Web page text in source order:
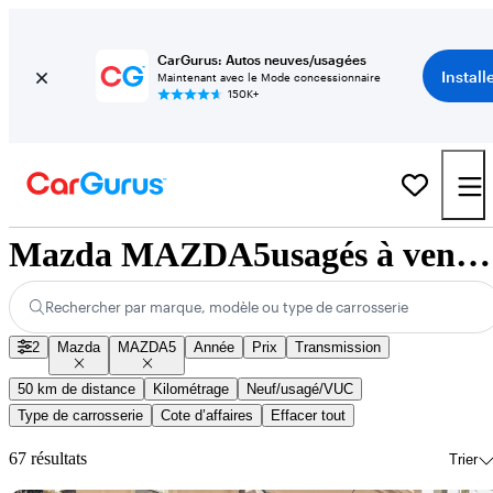
CarGurus: Autos neuves/usagées
Maintenant avec le Mode concessionnaire
150K+
Mazda MAZDA5usagés à vendre à l’échelle nationale
Rechercher par marque, modèle ou type de carrosserie
2 Mazda MAZDA5 Année Prix Transmission
50 km de distance Kilométrage
Neuf/usagé/VUC
Type de carrosserie
Cote d’affaires Effacer tout
67 résultats Trier